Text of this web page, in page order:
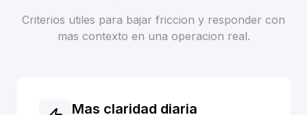
Criterios utiles para bajar friccion y responder con
mas contexto en una operacion real.
Mas claridad diaria